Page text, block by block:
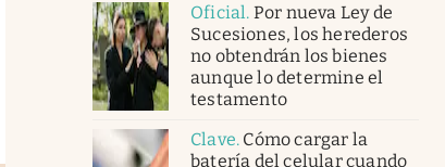
Oficial. Por nueva Ley de
Sucesiones, los herederos
no obtendrán los bienes
aunque lo determine el
testamento
Clave. Cómo cargar la
batería del celular cuando